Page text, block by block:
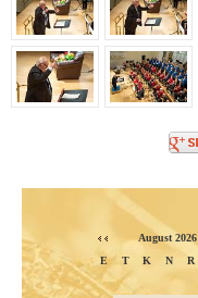
August 2026
E
T K N R